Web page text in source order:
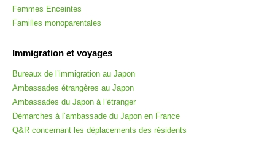
Femmes Enceintes
Familles monoparentales
Immigration et voyages
Bureaux de l’immigration au Japon
Ambassades étrangères au Japon
Ambassades du Japon à l’étranger
Démarches à l’ambassade du Japon en France
Q&R concernant les déplacements des résidents